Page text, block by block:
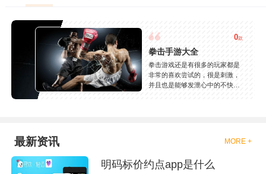
0款
拳击手游大全
拳击游戏还是有很多的玩家都是
非常的喜欢尝试的，很是刺激，
并且也是能够发泄心中的不快
够去进行体验的，我们也是能够
就是收集了一些有意思的拳击游
最新资讯 MORE +
明码标价约点app是什么